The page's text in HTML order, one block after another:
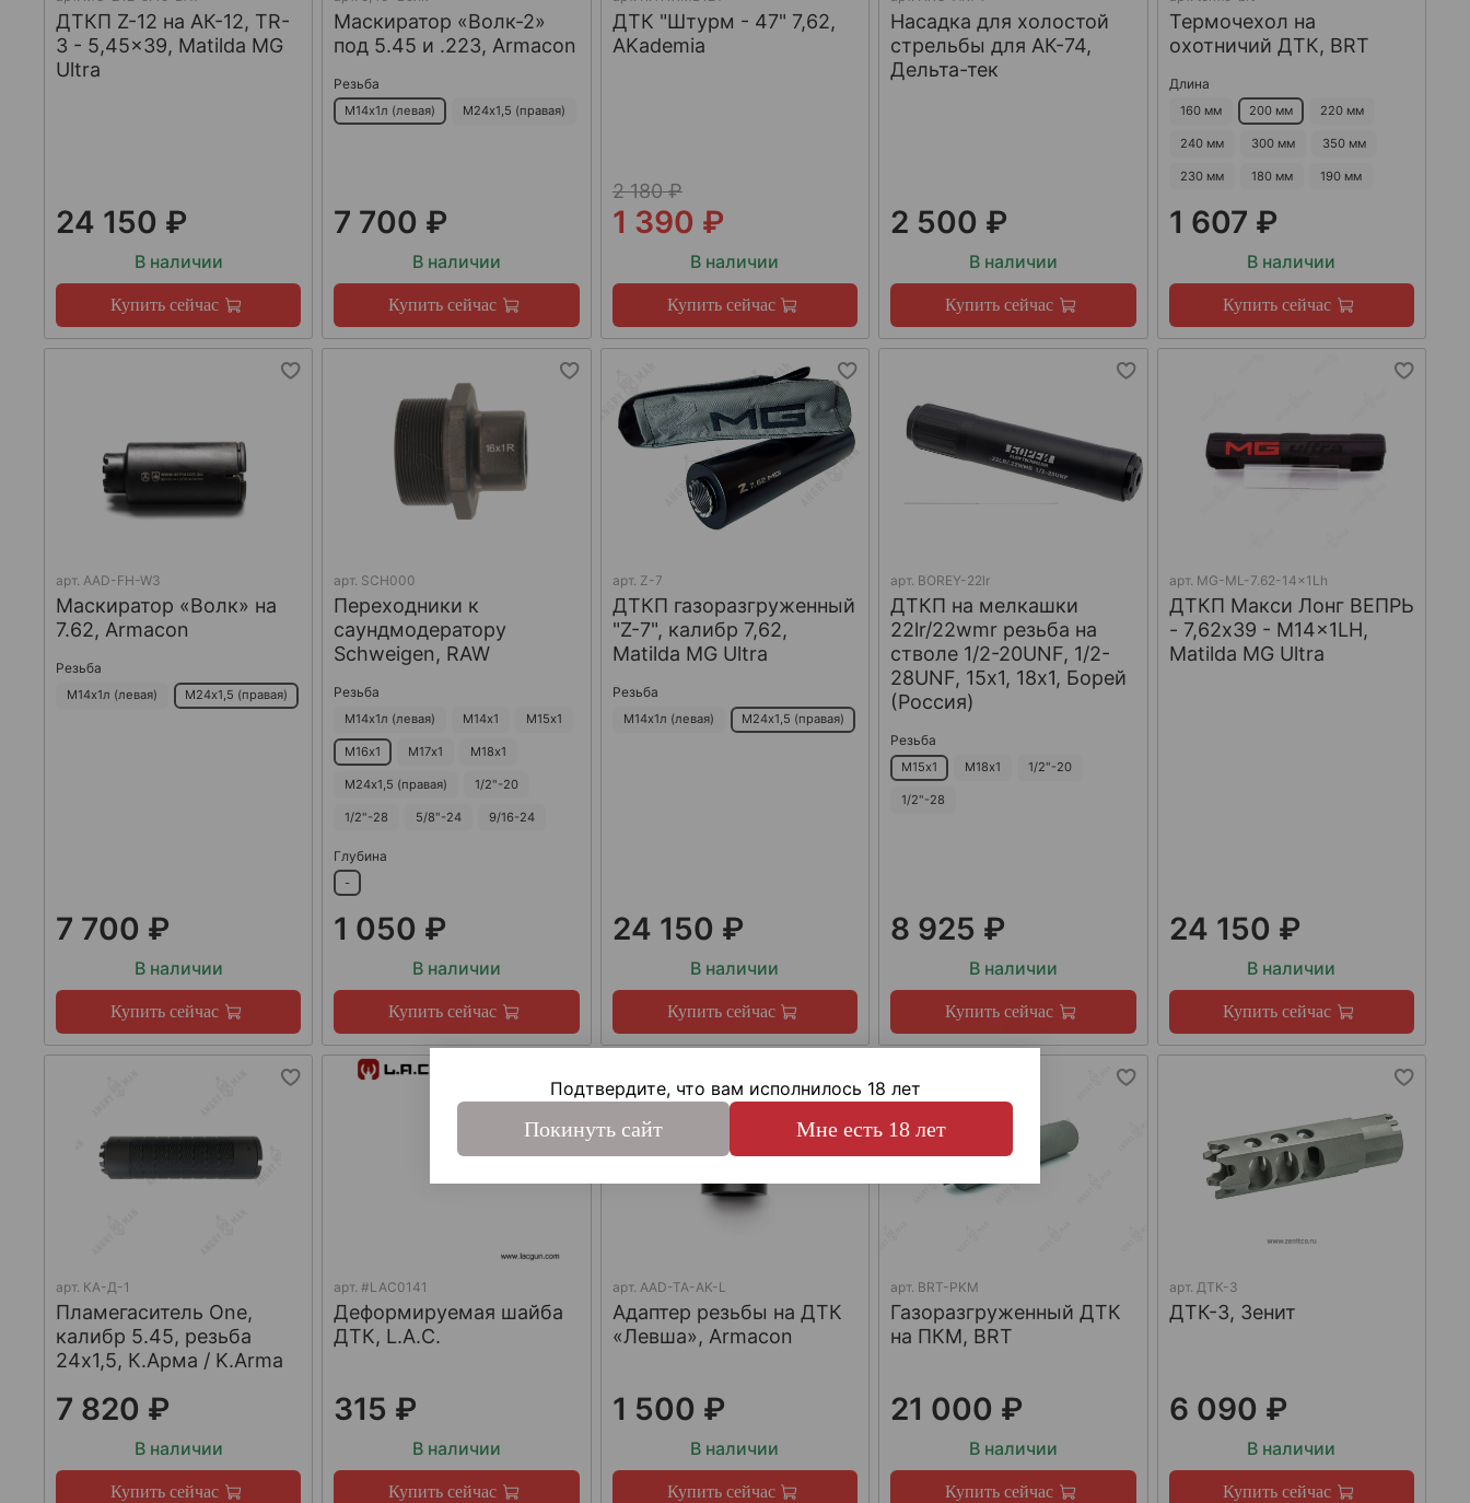
ДТКП Z-12 на АК-12, TR-
3 - 5,45x39, Matilda MG
Ultra
24 150 ₽
В наличии
Купить сейчас
Маскиратор «Волк-2»
под 5.45 и .223, Armacon
Резьба
М14х1л (левая) М24х1,5 (правая)
7 700 ₽
В наличии
Купить сейчас
ДТК "Штурм - 47" 7,62,
AKademia
2 180 ₽
1 390 ₽
В наличии
Купить сейчас
Насадка для холостой
стрельбы для АК-74,
Дельта-тек
2 500 ₽
В наличии
Купить сейчас
Термочехол на
охотничий ДТК, BRT
Длина
160 мм 200 мм 220 мм
240 мм 300 мм 350 мм
230 мм 180 мм 190 мм
1 607 ₽
В наличии
Купить сейчас
арт. AAD-FH-W3
Маскиратор «Волк» на
7.62, Armacon
Резьба
М14х1л (левая) М24х1,5 (правая)
7 700 ₽
В наличии
Купить сейчас
арт. SCH000
Переходники к
саундмодератору
Schweigen, RAW
Резьба
М14х1л (левая) М14х1 М15х1
М16х1 М17х1 М18х1
М24х1,5 (правая) 1/2"-20
1/2"-28 5/8"-24 9/16-24
Глубина
-
1 050 ₽
В наличии
Купить сейчас
арт. Z-7
ДТКП газоразгруженный
"Z-7", калибр 7,62,
Matilda MG Ultra
Резьба
М14х1л (левая) М24х1,5 (правая)
24 150 ₽
В наличии
Купить сейчас
арт. BOREY-22lr
ДТКП на мелкашки
22lr/22wmr резьба на
стволе 1/2-20UNF, 1/2-
28UNF, 15х1, 18х1, Борей
(Россия)
Резьба
М15х1 М18х1 1/2"-20
1/2"-28
8 925 ₽
В наличии
Купить сейчас
арт. MG-ML-7.62-14x1Lh
ДТКП Макси Лонг ВЕПРЬ
- 7,62x39 - M14x1LH,
Matilda MG Ultra
24 150 ₽
В наличии
Купить сейчас
арт. КА-Д-1
Пламегаситель One,
калибр 5.45, резьба
24х1,5, К.Арма / K.Arma
7 820 ₽
В наличии
Купить сейчас
арт.#LAC0141
Деформируемая шайба
ДТК, L.A.C.
315 ₽
В наличии
Купить сейчас
арт. AAD-TA-AK-L
Адаптер резьбы на ДТК
«Левша», Armacon
1 500 ₽
В наличии
Купить сейчас
арт. BRT-PKM
Газоразгруженный ДТК
на ПКМ, BRT
21 000 ₽
В наличии
Купить сейчас
арт. ДТК-3
ДТК-3, Зенит
6 090 ₽
В наличии
Купить сейчас
Подтвердите, что вам исполнилось 18 лет
Покинуть сайт Мне есть 18 лет